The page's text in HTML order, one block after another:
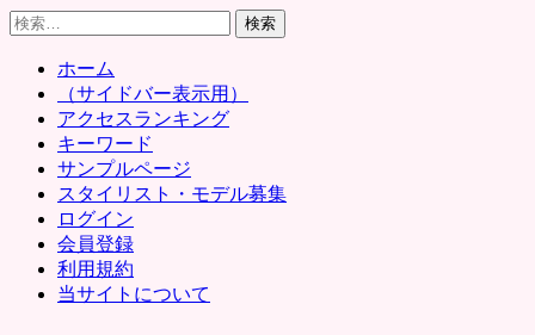
Skip
to
content
検
ホーム
（サイドバー表示用）
アクセスランキング
キーワード
サンプルページ
スタイリスト・モデル募集
ログイン
会員登録
利用規約
当サイトについて